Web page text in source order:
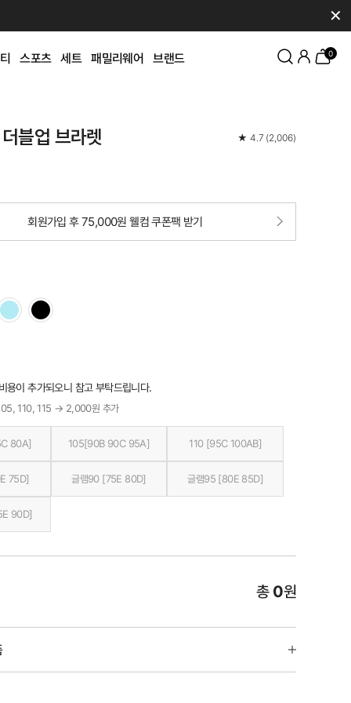
✕
스포츠 세트 패밀리웨어 브랜드 0
블업 브라렛 ★ 4.7 (2,006)
회원가입 후 75,000원 웰컴 쿠폰팩 받기
용이 추가되오니 참고 부탁드립니다.
110, 115 → 2,000원 추가
80A] 105[90B 90C 95A] 110 [95C 100AB]
75D] 글램90 [75E 80D] 글램95 [80E 85D]
90D]
총 0원